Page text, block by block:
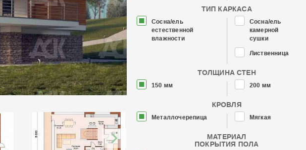
ТИП КАРКАСА
Сосна/ель
естественной
влажности
Сосна/ель
камерной
сушки
Лиственница
ТОЛЩИНА СТЕН
150 мм 200 мм
КРОВЛЯ
Металлочерепица Мягкая
МАТЕРИАЛ
ПОКРЫТИЯ ПОЛА